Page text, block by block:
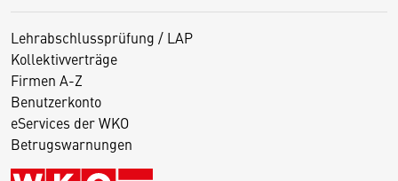
Lehrabschlussprüfung / LAP
Kollektivverträge
Firmen A-Z
Benutzerkonto
eServices der WKO
Betrugswarnungen